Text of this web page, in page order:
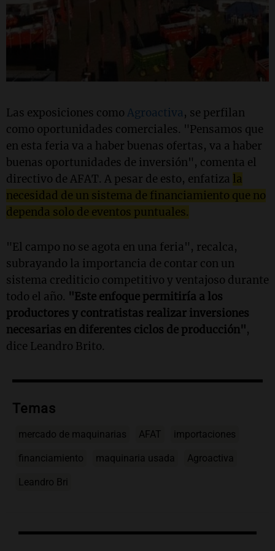
Las exposiciones como Agroactiva, se perfilan
como oportunidades comerciales. "Pensamos que
en esta feria va a haber buenas ofertas, va a haber
buenas oportunidades de inversión", comenta el
directivo de AFAT. A pesar de esto, enfatiza la
necesidad de un sistema de financiamiento que no
dependa solo de eventos puntuales.
"El campo no se agota en una feria", recalca,
subrayando la importancia de contar con un
sistema crediticio competitivo y ventajoso durante
todo el año. "Este enfoque permitiría a los
productores y contratistas realizar inversiones
necesarias en diferentes ciclos de producción",
dice Leandro Brito.
Temas
mercado de maquinarias AFAT importaciones
financiamiento maquinaria usada Agroactiva
Leandro Bri